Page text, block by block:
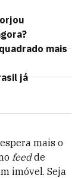
mais
já
mais o
feedde
imóvel. Seja